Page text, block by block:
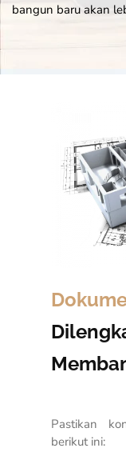
bangun baru akan
Pastikan
berikut ini: